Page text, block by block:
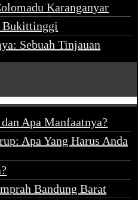
Karanganyar
Bukittinggi
Sebuah Tinjauan
Apa Manfaatnya?
Apa Yang Harus Anda
Bandung Barat